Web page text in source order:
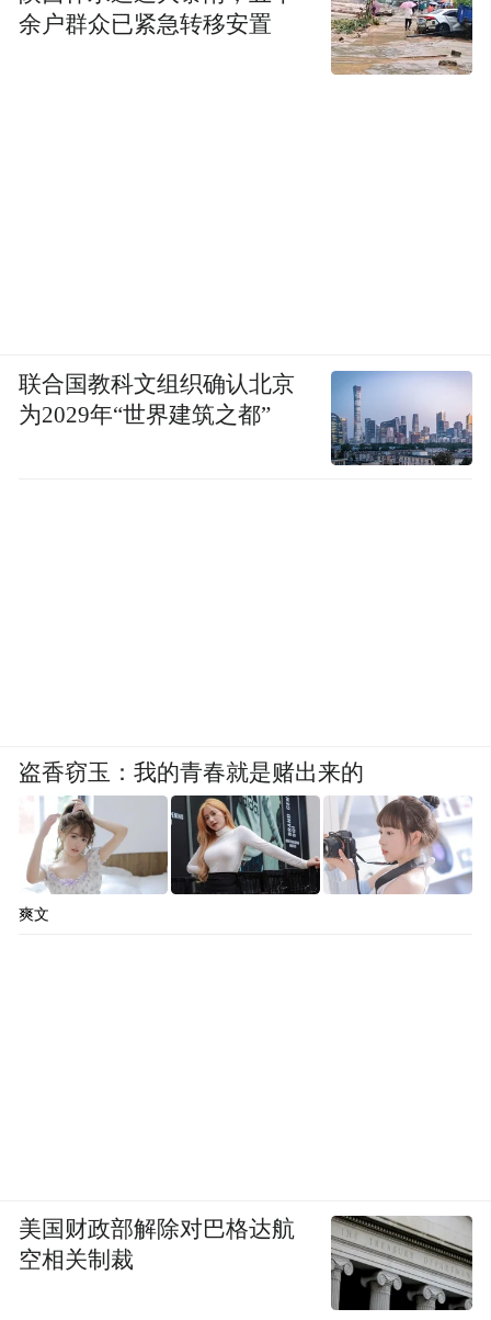
余户群众已紧急转移安置
联合国教科文组织确认北京
为2029年“世界建筑之都”
盗香窃玉：我的青春就是赌出来的
爽文
美国财政部解除对巴格达航
空相关制裁